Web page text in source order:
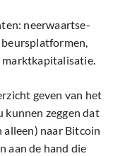
neerwaartse-
marktkapitalisatie.
geven van het
kunnen zeggen dat
naar Bitcoin
aan de hand die